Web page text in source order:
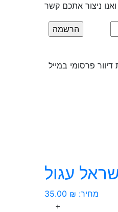
ניצור אתכם קשר
פרסומי במייל
עגול
מחיר: 35.00 ₪
+